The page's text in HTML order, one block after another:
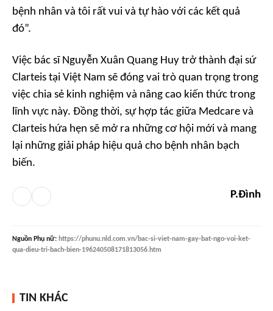
bệnh nhân và tôi rất vui và tự hào với các kết quả
đó”.
Việc bác sĩ Nguyễn Xuân Quang Huy trở thành đại sứ
Clarteis tại Việt Nam sẽ đóng vai trò quan trọng trong
việc chia sẻ kinh nghiệm và nâng cao kiến thức trong
lĩnh vực này. Đồng thời, sự hợp tác giữa Medcare và
Clarteis hứa hẹn sẽ mở ra những cơ hội mới và mang
lại những giải pháp hiệu quả cho bệnh nhân bạch
biến.
P.Đình
Nguồn Phụ nữ: https://phunu.nld.com.vn/bac-si-viet-nam-gay-bat-ngo-voi-ket-
qua-dieu-tri-bach-bien-196240508171813056.htm
TIN KHÁC